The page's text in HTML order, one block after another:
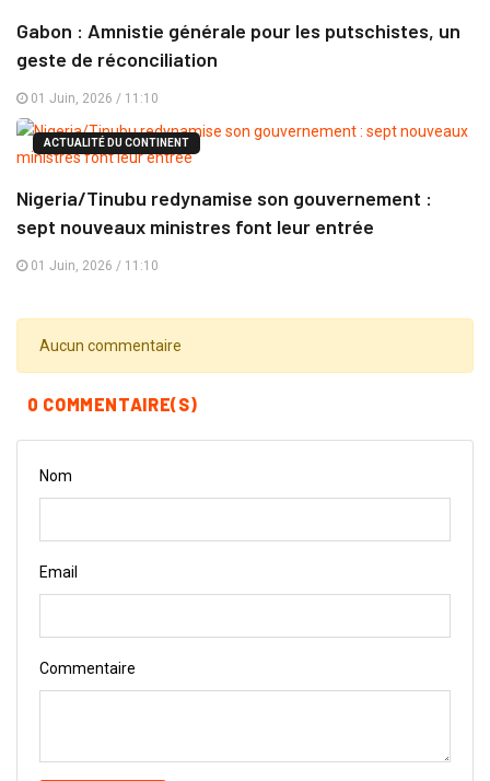
Gabon : Amnistie générale pour les putschistes, un
geste de réconciliation
01 Juin, 2026 / 11:10
ACTUALITÉ DU CONTINENT
Nigeria/Tinubu redynamise son gouvernement :
sept nouveaux ministres font leur entrée
01 Juin, 2026 / 11:10
Aucun commentaire
0 COMMENTAIRE(S)
Nom
Email
Commentaire